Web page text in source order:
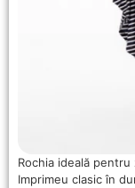
Rochia ideală
Imprimeu clasic în